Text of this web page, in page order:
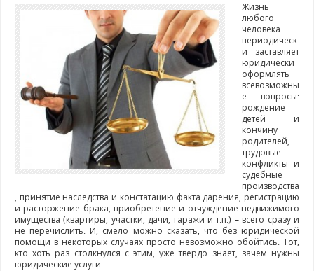
Жизнь
любого
человека
периодическ
и заставляет
юридически
оформлять
всевозможны
е вопросы:
рождение
детей и
кончину
родителей,
трудовые
конфликты и
судебные
производства
, принятие наследства и констатацию факта дарения, регистрацию
и расторжение брака, приобретение и отчуждение недвижимого
имущества (квартиры, участки, дачи, гаражи и т.п.) – всего сразу и
не перечислить. И, смело можно сказать, что без юридической
помощи в некоторых случаях просто невозможно обойтись. Тот,
кто хоть раз столкнулся с этим, уже твердо знает, зачем нужны
юридические услуги.